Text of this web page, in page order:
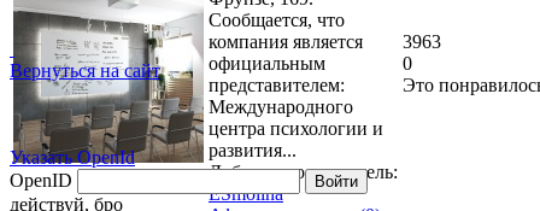
Вернуться на сайт
Указать OpenId
OpenID
Войти
действуй, бро
Сообщается, что
компания является
официальным
представителем:
Международного
центра психологии и
развития...
Добавил пользователь:
ESmolina
3963
0
Это